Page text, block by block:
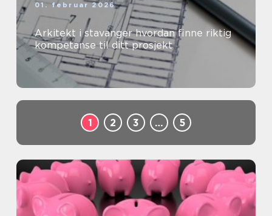
01. februar 2026
Arkitekt i stavanger hvordan finne riktig
kompetanse til ditt prosjekt
1 2 3 … 5